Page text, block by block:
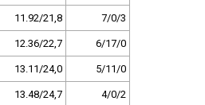
11.92/21,8 7/0/3
12.36/22,7 6/17/0
13.11/24,0 5/11/0
13.48/24,7 4/0/2